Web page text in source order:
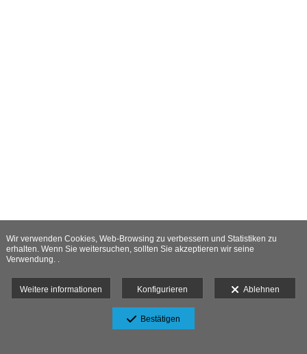
Wir verwenden Cookies, Web-Browsing zu verbessern und Statistiken zu
erhalten. Wenn Sie weitersuchen, sollten Sie akzeptieren wir seine
Verwendung. .
Weitere informationen Konfigurieren Ablehnen
Bestätigen